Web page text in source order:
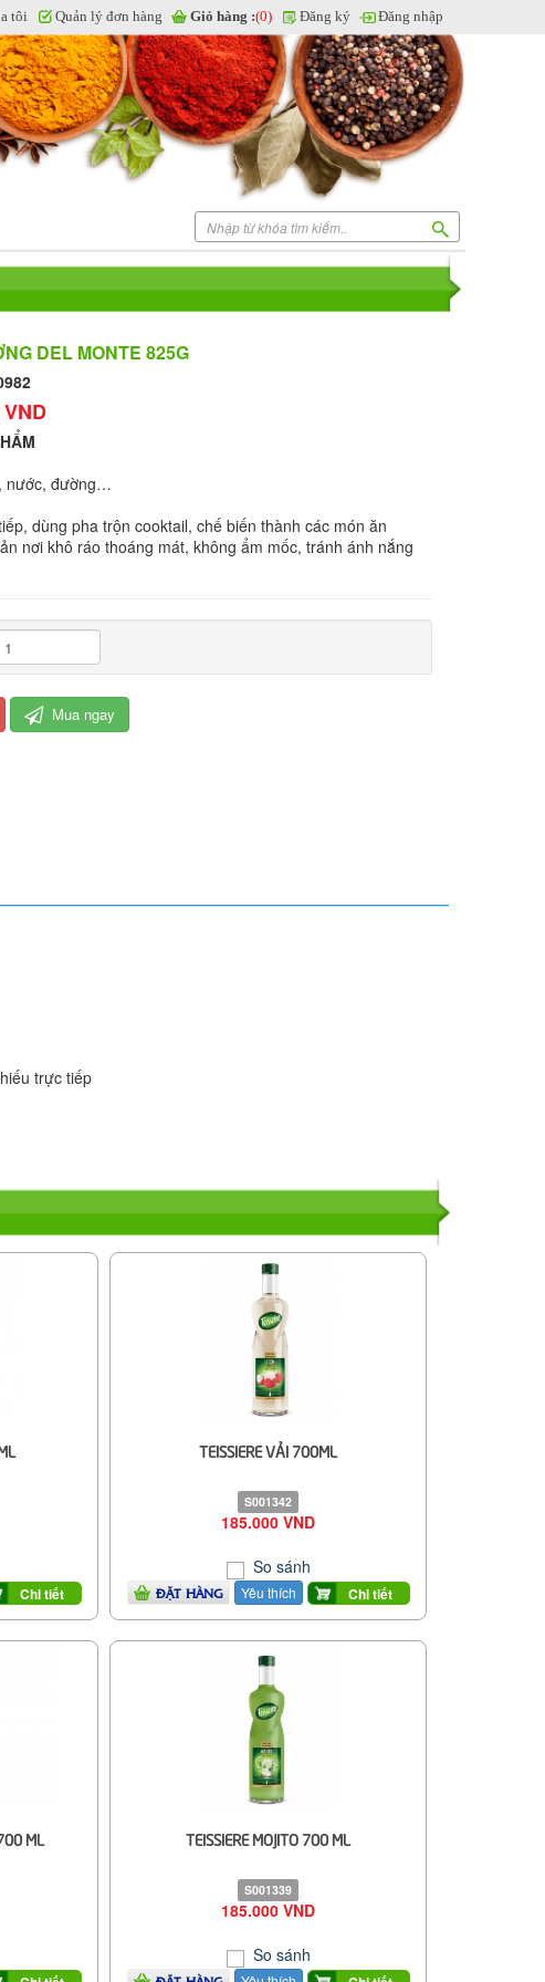
tôi Quản lý đơn hàng Giỏ hàng :(0) Đăng ký Đăng nhập
DEL MONTE 825G
nước, đường…
dùng pha trộn cooktail, chế biến thành các món ăn
nơi khô ráo thoáng mát, không ẩm mốc, tránh ánh nắng
Mua ngay
trực tiếp
Chi tiết
TEISSIERE VẢI 700ML
S001342
185.000 VND
So sánh
ĐẶT HÀNG Yêu thích Chi tiết
ML TEISSIERE MOJITO 700 ML
S001339
185.000 VND
So sánh